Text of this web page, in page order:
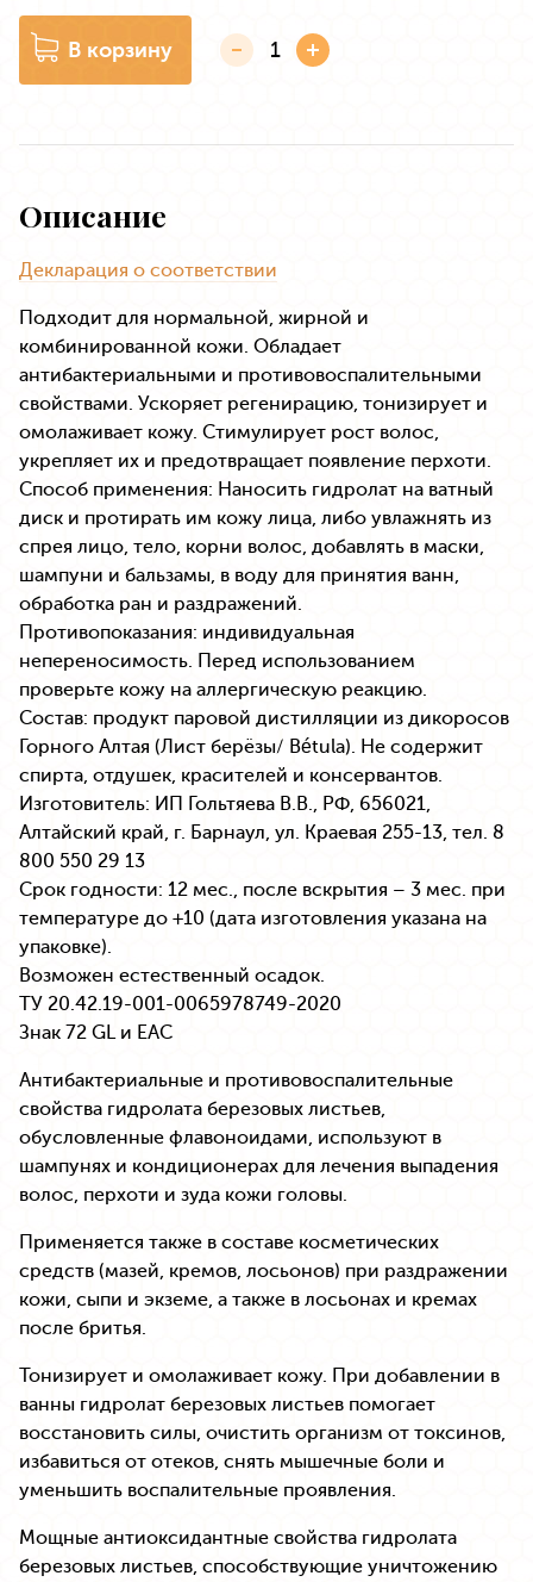
В корзину
Описание
Декларация о соответствии
Подходит для нормальной, жирной и
комбинированной кожи. Обладает
антибактериальными и противовоспалительными
свойствами. Ускоряет регенирацию, тонизирует и
омолаживает кожу. Стимулирует рост волос,
укрепляет их и предотвращает появление перхоти.
Способ применения: Наносить гидролат на ватный
диск и протирать им кожу лица, либо увлажнять из
спрея лицо, тело, корни волос, добавлять в маски,
шампуни и бальзамы, в воду для принятия ванн,
обработка ран и раздражений.
Противопоказания: индивидуальная
непереносимость. Перед использованием
проверьте кожу на аллергическую реакцию.
Состав: продукт паровой дистилляции из дикоросов
Горного Алтая (Лист берёзы/ Bétula). Не содержит
спирта, отдушек, красителей и консервантов.
Изготовитель: ИП Гольтяева В.В., РФ, 656021,
Алтайский край, г. Барнаул, ул. Краевая 255-13, тел. 8
800 550 29 13
Срок годности: 12 мес., после вскрытия – 3 мес. при
температуре до +10 (дата изготовления указана на
упаковке).
Возможен естественный осадок.
ТУ 20.42.19-001-0065978749-2020
Знак 72 GL и EAC
Антибактериальные и противовоспалительные
свойства гидролата березовых листьев,
обусловленные флавоноидами, используют в
шампунях и кондиционерах для лечения выпадения
волос, перхоти и зуда кожи головы.
Применяется также в составе косметических
средств (мазей, кремов, лосьонов) при раздражении
кожи, сыпи и экземе, а также в лосьонах и кремах
после бритья.
Тонизирует и омолаживает кожу. При добавлении в
ванны гидролат березовых листьев помогает
восстановить силы, очистить организм от токсинов,
избавиться от отеков, снять мышечные боли и
уменьшить воспалительные проявления.
Мощные антиоксидантные свойства гидролата
березовых листьев, способствующие уничтожению